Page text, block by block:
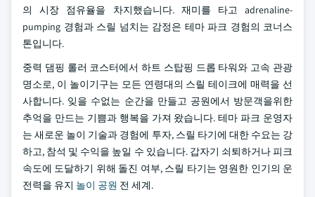
의 시장 점유율을 차지했습니다. 재미를 타고 adrenaline-
pumping 경험과 스릴 넘치는 감정은 테마 파크 경험의 코너스
톤입니다.
중력 댐핑 롤러 코스터에서 하트 스탑핑 드롭 타워와 고속 관광
명소로, 이 놀이기구는 모든 연령대의 스릴 테이크에 매력을 선
사합니다. 잊을 수없는 순간을 만들고 공원에서 방문객을위한
추억을 만드는 기쁨과 행복을 가져 왔습니다. 테마 파크 운영자
는 새로운 놀이 기술과 경험에 투자, 스릴 타기에 대한 수요는 강
하고, 참석 및 수익을 높일 수 있습니다. 갑자기 쇠퇴하거나 피크
속도에 도달하기 위해 돌진 여부, 스릴 타기는 영원한 인기의 운
전력을 유지 놀이 공원 전 세계.